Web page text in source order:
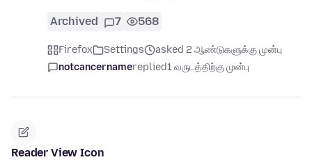
Archived 7 568
Firefox Settings
asked 2 ஆண்டுகளுக்கு முன்பு
notcancernamereplied1 வருடத்திற்கு முன்பு
Reader View Icon